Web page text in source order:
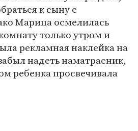
к сыну с
Марица осмелилась
только утром и
рекламная наклейка на
надеть наматрасник,
ребенка просвечивала